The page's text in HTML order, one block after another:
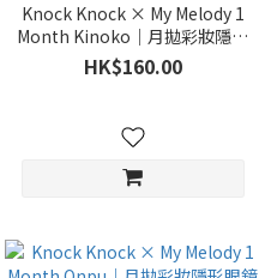
Knock Knock × My Melody 1
Month Kinoko｜月拋彩妝隱形
眼鏡｜每盒2片
HK$160.00